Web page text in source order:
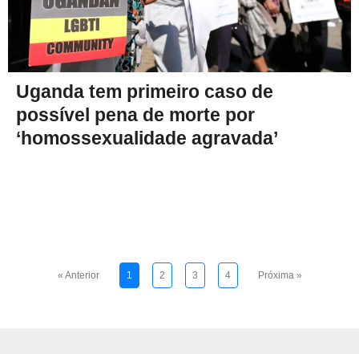
Uganda tem primeiro caso de
possível pena de morte por
‘homossexualidade agravada’
« Anterior 1 2 3 4 Próxima »